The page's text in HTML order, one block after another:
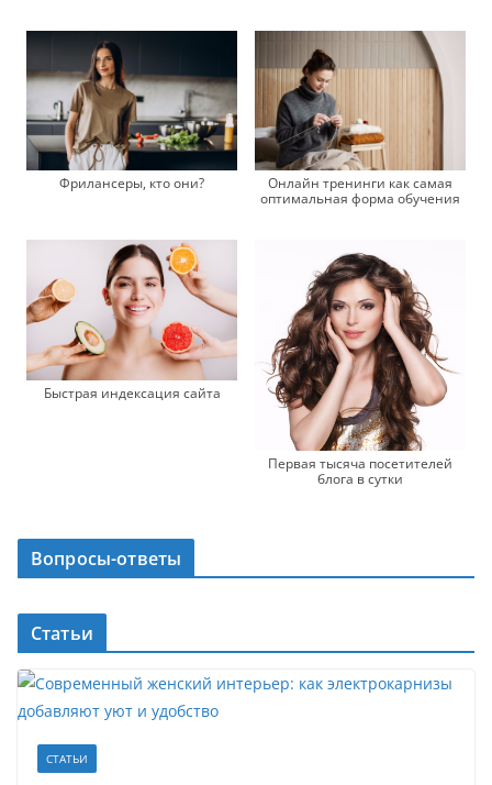
Фрилансеры, кто они?
Онлайн тренинги как самая
оптимальная форма обучения
Быстрая индексация сайта
Первая тысяча посетителей
блога в сутки
Вопросы-ответы
Статьи
СТАТЬИ